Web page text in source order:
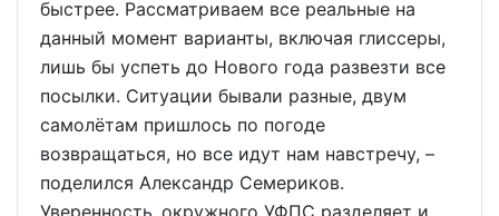
быстрее. Рассматриваем все реальные на
данный момент варианты, включая глиссеры,
лишь бы успеть до Нового года развезти все
посылки. Ситуации бывали разные, двум
самолётам пришлось по погоде
возвращаться, но все идут нам навстречу, –
поделился Александр Семериков.
Уверенность окружного УФПС разделяет и